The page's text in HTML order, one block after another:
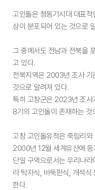
고인돌은 청동기시대 대표
상이 분포되어 있는 것으로
그 중에서도 전남과 전북을
고 있다.
전북지역은 2003년 조사
것으로 알려져 있다.
특히 고창군은 2023년 조사
8기의 고인돌이 존재하는 것
고창 고인돌유적은 죽림리
2000년 12월 세계유산에 등
단일 구역으로서는 우리나
라 탁자식, 바둑판식, 개석
한다.